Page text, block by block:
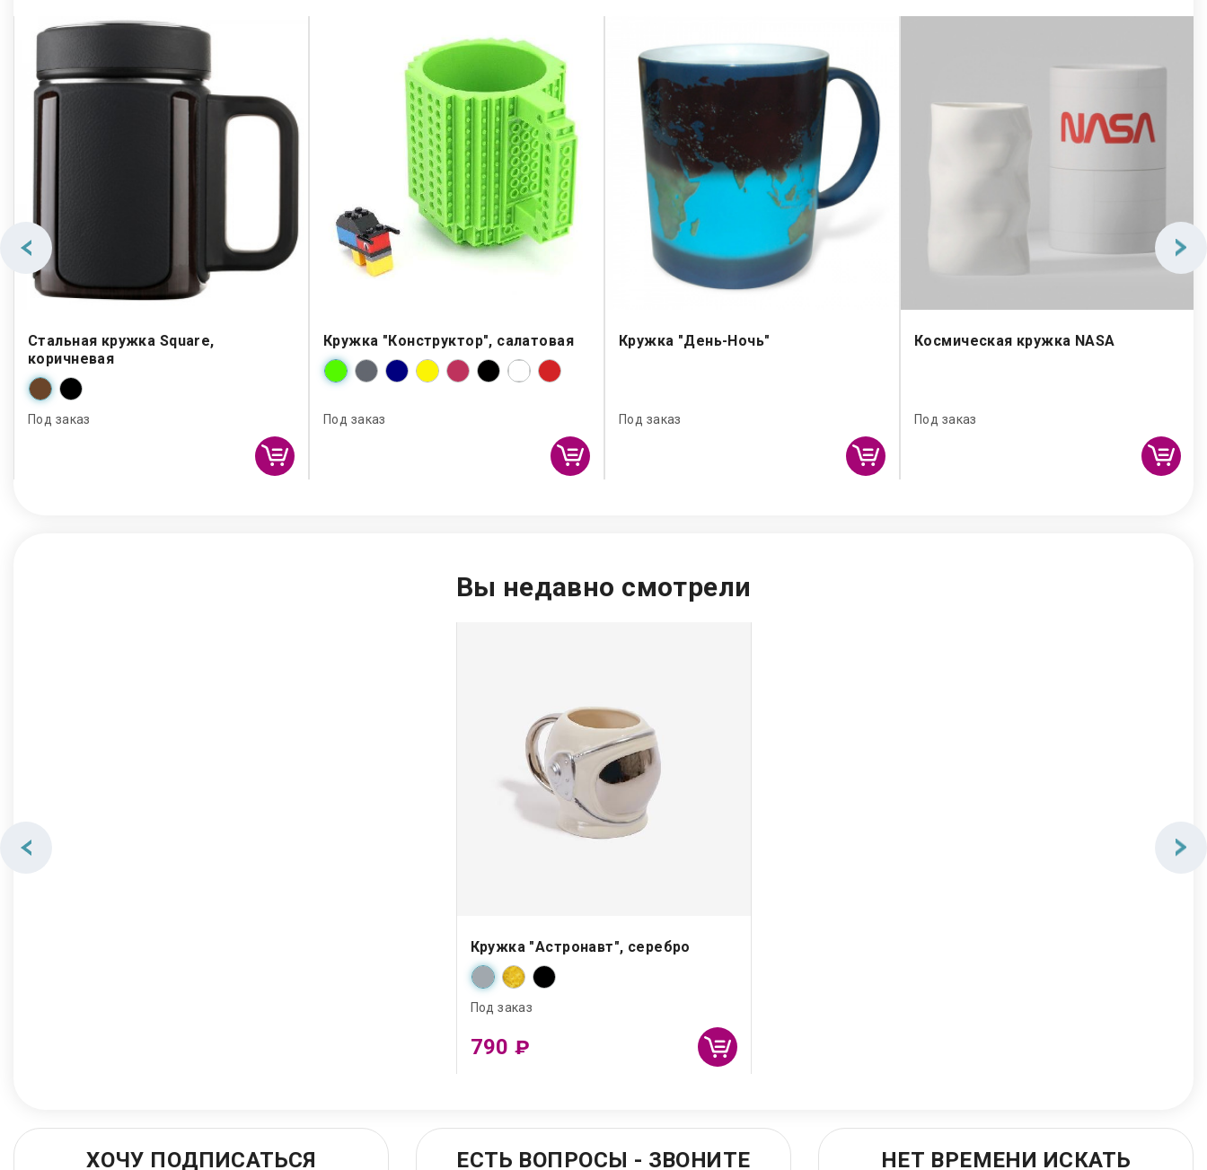
Стальная кружка Square,
коричневая
Под заказ
Кружка "Конструктор", салатовая
Под заказ
Кружка "День-Ночь"
Под заказ
Космическая кружка NASA
Под заказ
Вы недавно смотрели
Кружка "Астронавт", серебро
Под заказ
790₽
ХОЧУ ПОДПИСАТЬСЯ ЕСТЬ ВОПРОСЫ - ЗВОНИТЕ НЕТ ВРЕМЕНИ ИСКАТЬ